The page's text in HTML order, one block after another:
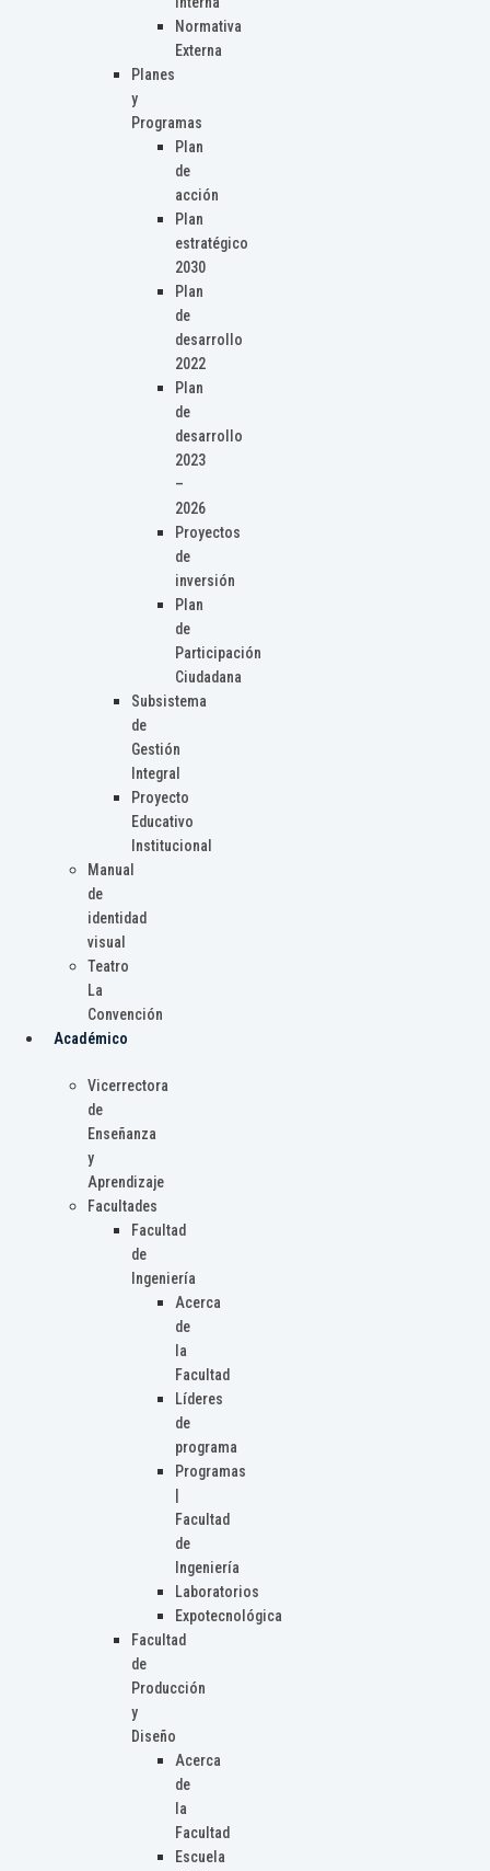
Normativa
Externa
Planes
y
Programas
Plan
de
acción
Plan
estratégico
2030
Plan
de
desarrollo
2022
Plan
de
desarrollo
2023
–
2026
Proyectos
de
inversión
Plan
de
Participación
Ciudadana
Subsistema
de
Gestión
Integral
Proyecto
Educativo
Institucional
Manual
de
identidad
visual
Teatro
La
Convención
Académico
Vicerrectora
de
Enseñanza
y
Aprendizaje
Facultades
Facultad
de
Ingeniería
Acerca
de
la
Facultad
Líderes
de
programa
Programas
Facultad
de
Ingeniería
Laboratorios
Expotecnológica
Facultad
de
Producción
y
Diseño
Acerca
de
la
Facultad
Escuela